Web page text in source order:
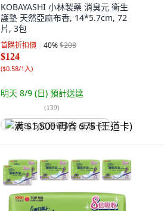
KOBAYASHI 小林製藥 消臭元 衛生
護墊 天然亞麻布香, 14*5.7cm, 72
片, 3包
首購折扣價 40%$208
$124
($0.58/1入)
明天 8/9 (日) 預計送達
(139)
满 $1,500 再省 $75 (王道卡)